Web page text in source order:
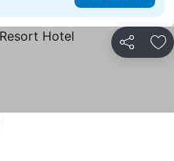
공유 즐